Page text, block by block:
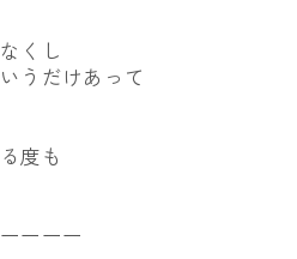
くし
うだけあって
度も
ーーー